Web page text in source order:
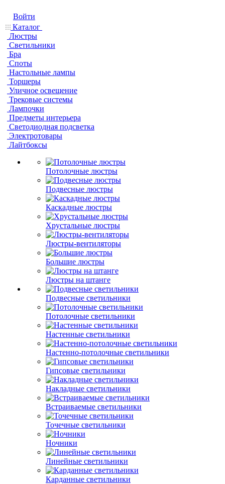
Войти
Каталог
Люстры
Светильники
Бра
Споты
Настольные лампы
Торшеры
Уличное освещение
Трековые системы
Лампочки
Предметы интерьера
Светодиодная подсветка
Электротовары
Лайтбоксы
Потолочные люстры
Подвесные люстры
Каскадные люстры
Хрустальные люстры
Люстры-вентиляторы
Большие люстры
Люстры на штанге
Подвесные светильники
Потолочные светильники
Настенные светильники
Настенно-потолочные светильники
Гипсовые светильники
Накладные светильники
Встраиваемые светильники
Точечные светильники
Ночники
Линейные светильники
Карданные светильники